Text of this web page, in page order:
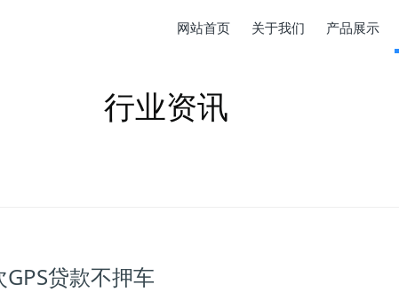
网站首页 关于我们 产品展示
行业资讯
贷款不押车